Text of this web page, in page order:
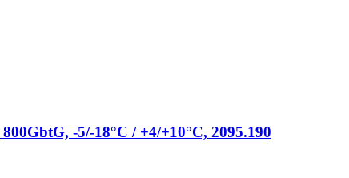
-5/-18°C / +4/+10°C, 2095.190